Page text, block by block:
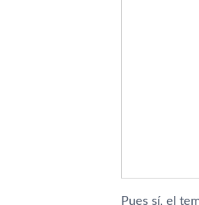
Pues sí­, el